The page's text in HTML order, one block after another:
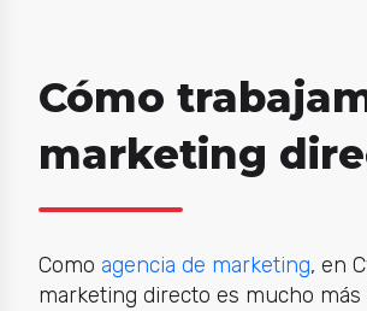
Cómo
marketing
Como agencia de marketing, en
marketing directo es mucho